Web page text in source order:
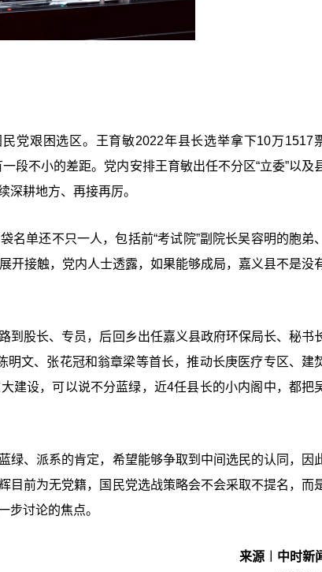
党艰困选区。王育敏2022年县长选举拿下10万1517
段不小的差距。党内安排王育敏出任不分区“立委”以及
深耕地方、再接再厉。
名单还不只一人，包括前“考试院”副院长吴容明的胞弟
开接触，党内人士透露，如果能够成局，嘉义县不是没
股长、专员，后回乡出任嘉义县政府环保局长、秘书
文、张花冠和翁章梁等首长，推动长庚医疗专区、建
建设，可以说不分蓝绿，近4任县长的小内阁中，都把
、派系的肯定，希望能够争取到中间选民的认同，因
目前为无党籍，国民党选战策略会不会采取不提名，而
步讨论的焦点。
来源︱中时新